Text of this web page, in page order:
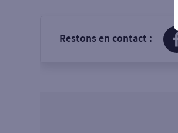
Restons en contact :